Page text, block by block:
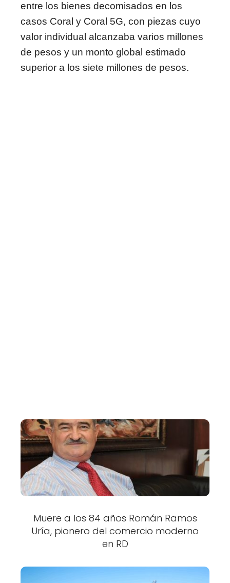
entre los bienes decomisados en los
casos Coral y Coral 5G, con piezas cuyo
valor individual alcanzaba varios millones
de pesos y un monto global estimado
superior a los siete millones de pesos.
Muere a los 84 años Román Ramos
Uría, pionero del comercio moderno
en RD